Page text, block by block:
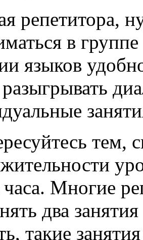
репетитора,
в
языков
тем,
часа. Многие
два
такие